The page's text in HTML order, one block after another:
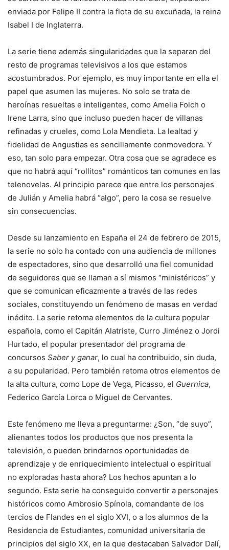
enviada por Felipe II contra la flota de su excuñada, la reina
Isabel I de Inglaterra.
La serie tiene además singularidades que la separan del
resto de programas televisivos a los que estamos
acostumbrados. Por ejemplo, es muy importante en ella el
papel que asumen las mujeres. No solo se trata de
heroínas resueltas e inteligentes, como Amelia Folch o
Irene Larra, sino que incluso pueden hacer de villanas
refinadas y crueles, como Lola Mendieta. La lealtad y
fidelidad de Angustias es sencillamente conmovedora. Y
eso, tan solo para empezar. Otra cosa que se agradece es
que no habrá aquí “rollitos” románticos tan comunes en las
telenovelas. Al principio parece que entre los personajes
de Julián y Amelia habrá “algo”, pero la cosa se resuelve
sin consecuencias.
Desde su lanzamiento en España el 24 de febrero de 2015,
la serie no solo ha contado con una audiencia de millones
de espectadores, sino que desarrolló una fiel comunidad
de seguidores que se llaman a sí mismos “ministéricos” y
que se comunican eficazmente a través de las redes
sociales, constituyendo un fenómeno de masas en verdad
inédito. La serie retoma elementos de la cultura popular
española, como el Capitán Alatriste, Curro Jiménez o Jordi
Hurtado, el popular presentador del programa de
concursos Saber y ganar, lo cual ha contribuido, sin duda,
a su popularidad. Pero también retoma otros elementos de
la alta cultura, como Lope de Vega, Picasso, el Guernica,
Federico García Lorca o Miguel de Cervantes.
Este fenómeno me lleva a preguntarme: ¿Son, “de suyo”,
alienantes todos los productos que nos presenta la
televisión, o pueden brindarnos oportunidades de
aprendizaje y de enriquecimiento intelectual o espiritual
no exploradas hasta ahora? Los hechos apuntan a lo
segundo. Esta serie ha conseguido convertir a personajes
históricos como Ambrosio Spínola, comandante de los
tercios de Flandes en el siglo XVI, o a los alumnos de la
Residencia de Estudiantes, comunidad universitaria de
principios del siglo XX, en la que destacaban Salvador Dalí,